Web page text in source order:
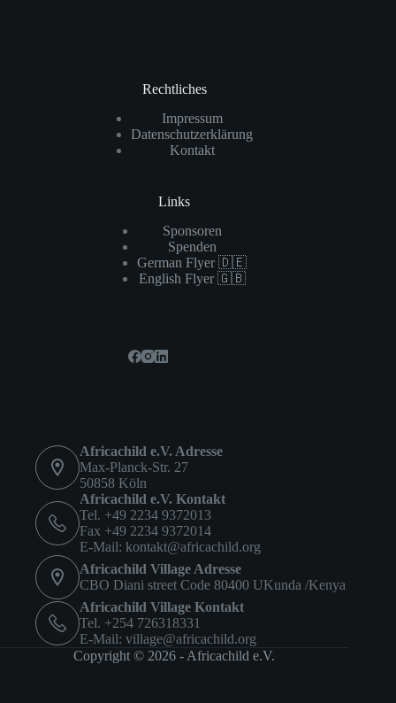
Rechtliches
Impressum
Datenschutzerklärung
Kontakt
Links
Sponsoren
Spenden
German Flyer 🇩🇪
English Flyer 🇬🇧
Africachild e.V. Adresse
Max-Planck-Str. 27
50858 Köln
Africachild e.V. Kontakt
Tel. +49 2234 9372013
Fax +49 2234 9372014
E-Mail: kontakt@africachild.org
Africachild Village Adresse
CBO Diani street Code 80400 UKunda /Kenya
Africachild Village Kontakt
Tel. +254 726318331
E-Mail: village@africachild.org
Copyright © 2026 - Africachild e.V.